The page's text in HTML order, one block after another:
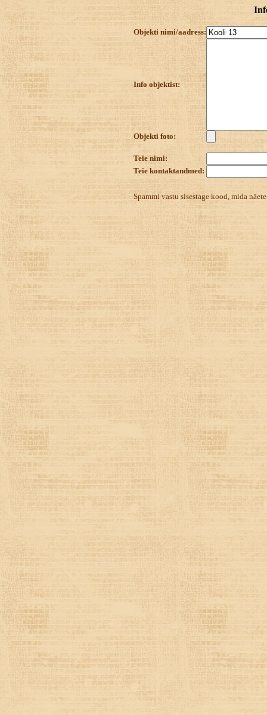
Objekti nimi/aadress:
Info objektist:
Objekti foto:
Teie nimi:
Teie kontaktandmed:
Spammi vastu sisestage kood, mida